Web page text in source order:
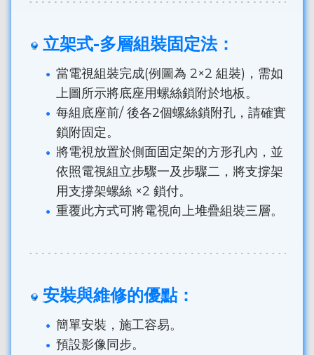
立架式-多層組裝固定法：
當電視組裝完成(例圖為 2×2 組裝)，需如
上圖所示將底座用螺絲鎖附於地板。
每組底座前/ 後各2個螺絲鎖附孔，請確實
鎖附固定。
將電視放置於側面固定架的方形孔內，並
依照電視組立步驟一及步驟二，將支撐架
用支撐架螺絲 ×2 鎖付。
重覆此方式可將電視向上堆疊組裝三層。
安裝與維修的優點：
簡單安裝，施工容易。
預設影像同步。